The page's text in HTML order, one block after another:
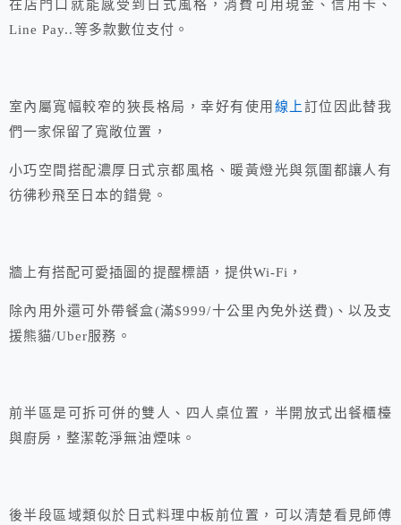
在店門口就能感受到日式風格，消費可用現金、信用卡、
Line Pay..等多款數位支付。
室內屬寬幅較窄的狹長格局，幸好有使用 線上訂位因此替我
們一家保留了寬敞位置，
小巧空間搭配濃厚日式京都風格、暖黃燈光與氛圍都讓人有
彷彿秒飛至日本的錯覺。
牆上有搭配可愛插圖的提醒標語，提供Wi-Fi，
除內用外還可外帶餐盒(滿$999/十公里內免外送費)、以及支
援熊貓/Uber服務。
前半區是可拆可併的雙人、四人桌位置，半開放式出餐櫃檯
與廚房，整潔乾淨無油煙味。
後半段區域類似於日式料理中板前位置，可以清楚看見師傅